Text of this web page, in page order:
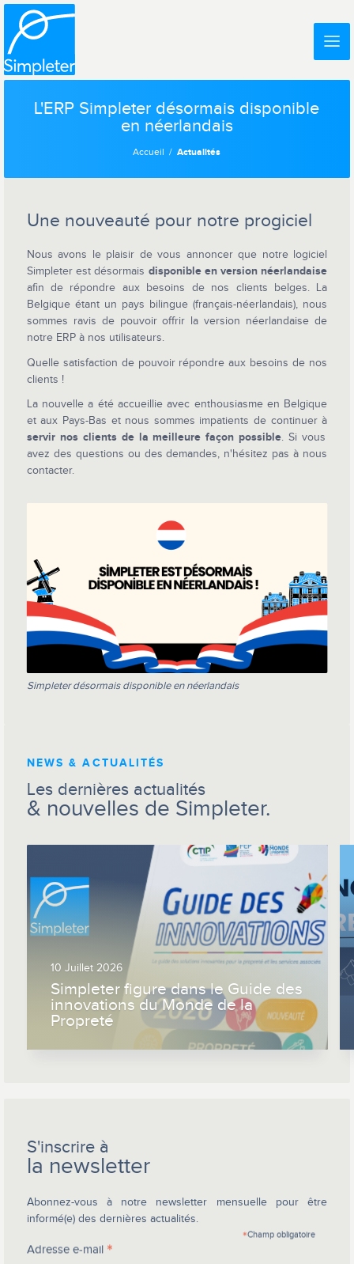
L'ERP Simpleter désormais disponible
en néerlandais
Accueil Actualités
Une nouveauté pour notre progiciel
Nous avons le plaisir de vous annoncer que notre logiciel
Simpleter est désormais disponible en version néerlandaise
afin de répondre aux besoins de nos clients belges. La
Belgique étant un pays bilingue (français-néerlandais), nous
sommes ravis de pouvoir offrir la version néerlandaise de
notre ERP à nos utilisateurs.
Quelle satisfaction de pouvoir répondre aux besoins de nos
clients !
La nouvelle a été accueillie avec enthousiasme en Belgique
et aux Pays-Bas et nous sommes impatients de continuer à
servir nos clients de la meilleure façon possible. Si vous
avez des questions ou des demandes, n'hésitez pas à nous
contacter.
Simpleter désormais disponible en néerlandais
NEWS & ACTUALITÉS
Les dernières actualités
& nouvelles de Simpleter.
10 Juillet 2026
Simpleter figure dans le Guide des
innovations du Monde de la
Propreté
S'inscrire à
la newsletter
Abonnez-vous à notre newsletter mensuelle pour être
informé(e) des dernières actualités.
*Champ obligatoire
Adresse e-mail *